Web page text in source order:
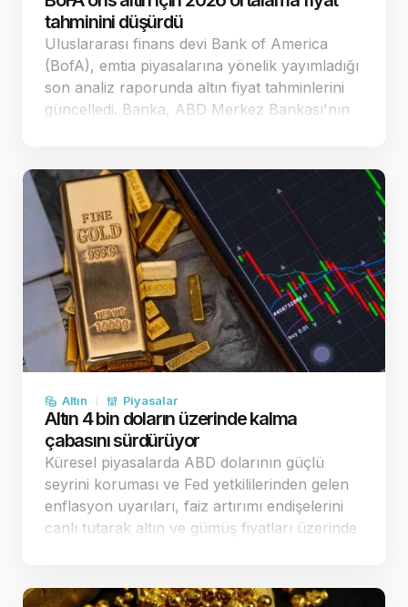
tahminini düşürdü
Uluslararası finans devi Bank of America
(BofA), emtia piyasalarına yönelik yayımladığı
son analiz raporunda altın fiyat tahminlerini
güncelledi. Banka, ABD Merkez Bankası'nın
öngörülerinde …
Altın Piyasalar
Altın 4 bin doların üzerinde kalma
çabasını sürdürüyor
Küresel piyasalarda ABD dolarının güçlü
seyrini koruması ve Fed yetkililerinden gelen
enflasyon uyarıları, faiz artırımı endişelerini
canlı tutarak altın ve gümüş fiyatları üzerinde